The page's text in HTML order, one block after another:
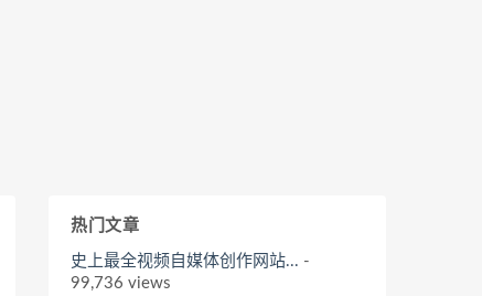
热门文章
史上最全视频自媒体创作网站... -
99,736 views